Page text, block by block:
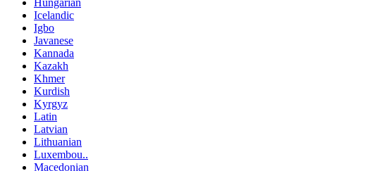
Hungarian
Icelandic
Igbo
Javanese
Kannada
Kazakh
Khmer
Kurdish
Kyrgyz
Latin
Latvian
Lithuanian
Luxembou..
Macedonian